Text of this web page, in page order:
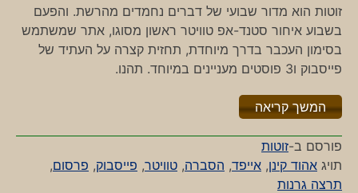
זוטות הוא מדור שבועי של דברים נחמדים מהרשת. והפעם
בשבוע איחור סטנד-אפ טוויטר ראשון מסוגו, אתר שמשתמש
בסימון העכבר בדרך מיוחדת, תחזית קצרה על העתיד של
פייסבוק ו3 פוסטים מעניינים במיוחד. תהנו.
המשך קריאה"%s"
פורסם ב-זוטות
תויג אהוד קינן, אייפד, הסברה, טוויטר, פייסבוק, פרסום,
תרצה גרנות